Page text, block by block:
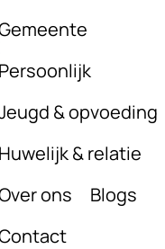
Persoonlijk
& opvoeding
Huwelijk & relatie
ons
Blogs